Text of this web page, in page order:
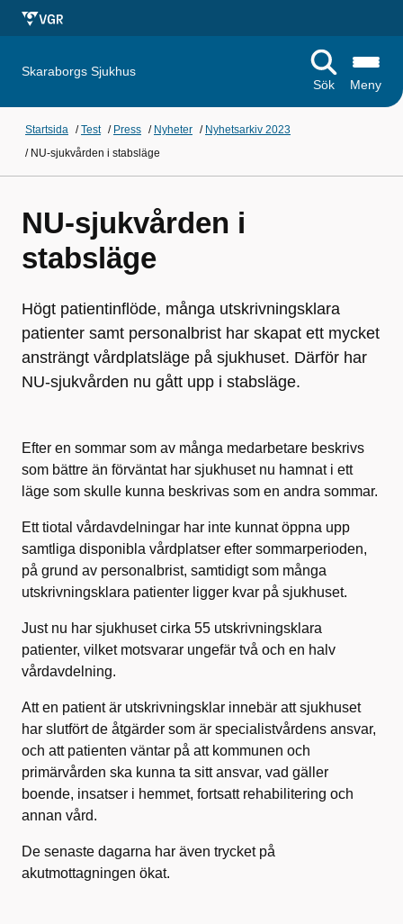
Skaraborgs Sjukhus
Sök
Meny
Startsida /Test / Press / Nyheter / Nyhetsarkiv 2023
/ NU-sjukvården i stabsläge
NU-sjukvården i
stabsläge
Högt patientinflöde, många utskrivningsklara
patienter samt personalbrist har skapat ett mycket
ansträngt vårdplatsläge på sjukhuset. Därför har
NU-sjukvården nu gått upp i stabsläge.
Efter en sommar som av många medarbetare beskrivs
som bättre än förväntat har sjukhuset nu hamnat i ett
läge som skulle kunna beskrivas som en andra sommar.
Ett tiotal vårdavdelningar har inte kunnat öppna upp
samtliga disponibla vårdplatser efter sommarperioden,
på grund av personalbrist, samtidigt som många
utskrivningsklara patienter ligger kvar på sjukhuset.
Just nu har sjukhuset cirka 55 utskrivningsklara
patienter, vilket motsvarar ungefär två och en halv
vårdavdelning.
Att en patient är utskrivningsklar innebär att sjukhuset
har slutfört de åtgärder som är specialistvårdens ansvar,
och att patienten väntar på att kommunen och
primärvården ska kunna ta sitt ansvar, vad gäller
boende, insatser i hemmet, fortsatt rehabilitering och
annan vård.
De senaste dagarna har även trycket på
akutmottagningen ökat.